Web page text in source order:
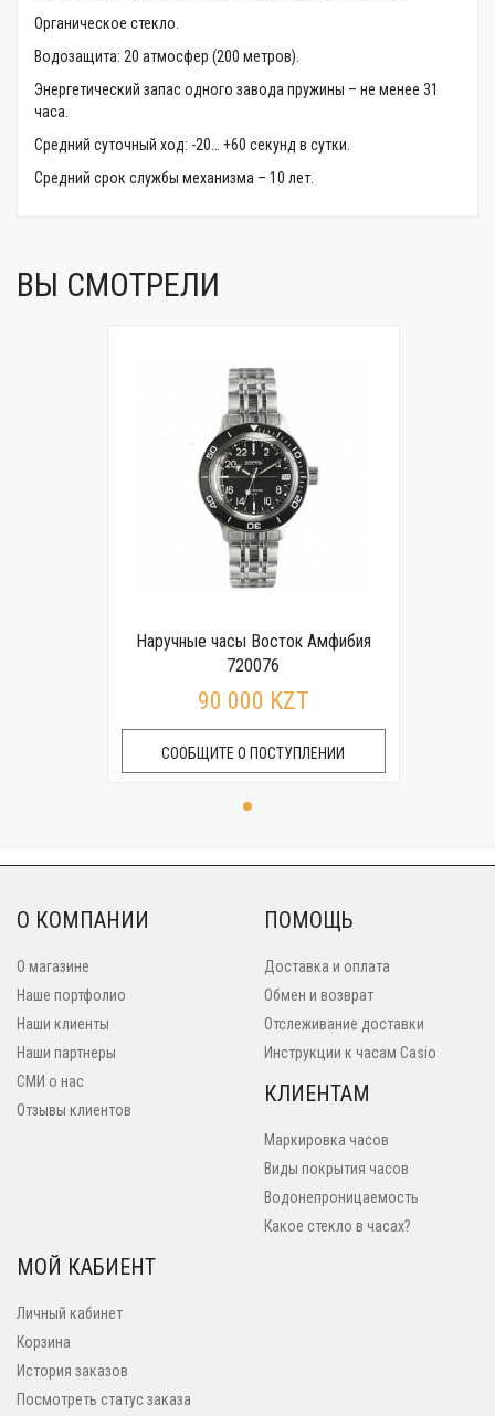
Органическое стекло.
Водозащита: 20 атмосфер (200 метров).
Энергетический запас одного завода пружины – не менее 31
часа.
Средний суточный ход: -20… +60 секунд в сутки.
Средний срок службы механизма – 10 лет.
ВЫ СМОТРЕЛИ
Наручные часы Восток Амфибия
720076
90 000 KZT
СООБЩИТЕ О ПОСТУПЛЕНИИ
О КОМПАНИИ
О магазине
Наше портфолио
Наши клиенты
Наши партнеры
СМИ о нас
Отзывы клиентов
ПОМОЩЬ
Доставка и оплата
Обмен и возврат
Отслеживание доставки
Инструкции к часам Casio
КЛИЕНТАМ
Маркировка часов
Виды покрытия часов
Водонепроницаемость
Какое стекло в часах?
МОЙ КАБИЕНТ
Личный кабинет
Корзина
История заказов
Посмотреть статус заказа